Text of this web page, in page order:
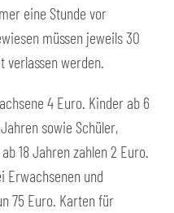
eine Stunde vor
müssen jeweils 30
verlassen werden.
4 Euro. Kinder ab 6
sowie Schüler,
18 Jahren zahlen 2 Euro.
Erwachsenen und
75 Euro. Karten für